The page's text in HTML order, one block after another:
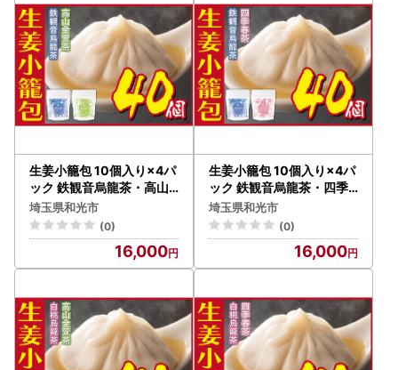
生姜小籠包 10個入り×4パ
ック 鉄観音烏龍茶・高山
金萱茶セット
埼玉県和光市
(0)
16,000
生姜小籠包 10個入り×4パ
ック 鉄観音烏龍茶・四季
春茶セット
埼玉県和光市
(0)
16,000